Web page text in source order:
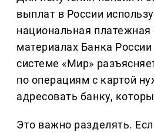
выплат в России
национальная платежная
материалах Банка
системе «Мир»
по операциям с картой
адресовать банку,
Это важно разделять.